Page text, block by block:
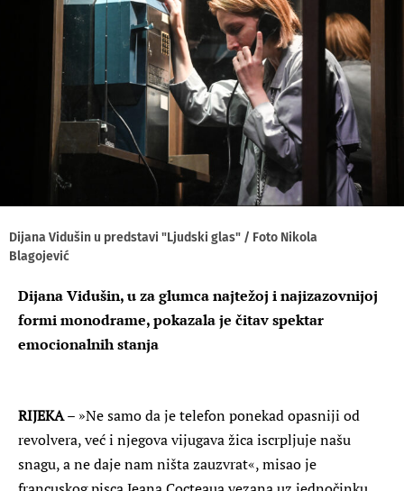
Dijana Vidušin u predstavi "Ljudski glas" / Foto Nikola
Blagojević
Dijana Vidušin, u za glumca najtežoj i najizazovnijoj
formi monodrame, pokazala je čitav spektar
emocionalnih stanja
RIJEKA– »Ne samo da je telefon ponekad opasniji od
revolvera, već i njegova vijugava žica iscrpljuje našu
snagu, a ne daje nam ništa zauzvrat«, misao je